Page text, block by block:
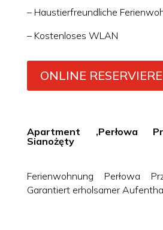
– Haustierfreundliche
– Kostenloses WLAN
ONLINE
Apartment ‚Perłowa
Sianożęty
Ferienwohnung Perłowa
Garantiert erholsamer